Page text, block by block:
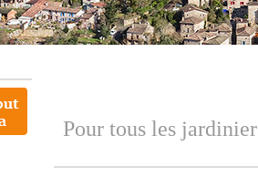
Pour tous les